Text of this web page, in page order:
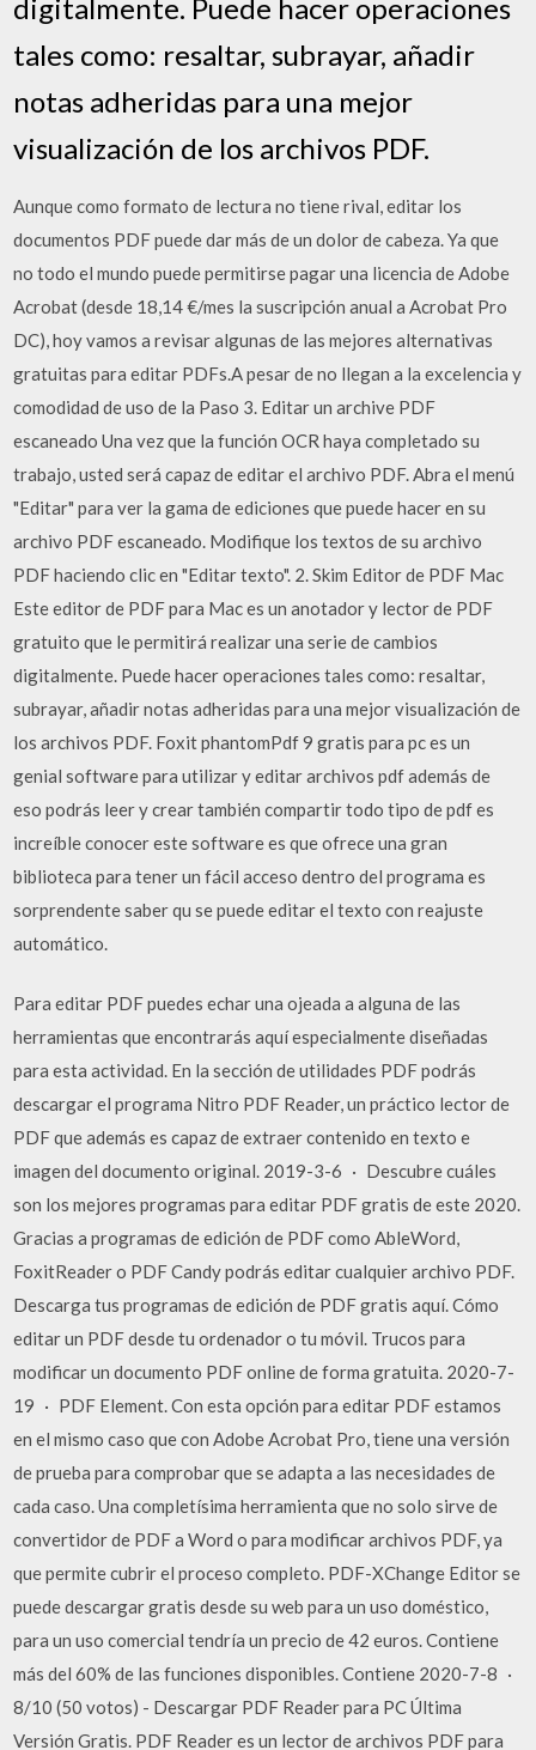
digitalmente. Puede hacer operaciones
tales como: resaltar, subrayar, añadir
notas adheridas para una mejor
visualización de los archivos PDF.
Aunque como formato de lectura no tiene rival, editar los
documentos PDF puede dar más de un dolor de cabeza. Ya que
no todo el mundo puede permitirse pagar una licencia de Adobe
Acrobat (desde 18,14 €/mes la suscripción anual a Acrobat Pro
DC), hoy vamos a revisar algunas de las mejores alternativas
gratuitas para editar PDFs.A pesar de no llegan a la excelencia y
comodidad de uso de la Paso 3. Editar un archive PDF
escaneado Una vez que la función OCR haya completado su
trabajo, usted será capaz de editar el archivo PDF. Abra el menú
"Editar" para ver la gama de ediciones que puede hacer en su
archivo PDF escaneado. Modifique los textos de su archivo
PDF haciendo clic en "Editar texto". 2. Skim Editor de PDF Mac
Este editor de PDF para Mac es un anotador y lector de PDF
gratuito que le permitirá realizar una serie de cambios
digitalmente. Puede hacer operaciones tales como: resaltar,
subrayar, añadir notas adheridas para una mejor visualización de
los archivos PDF. Foxit phantomPdf 9 gratis para pc es un
genial software para utilizar y editar archivos pdf además de
eso podrás leer y crear también compartir todo tipo de pdf es
increíble conocer este software es que ofrece una gran
biblioteca para tener un fácil acceso dentro del programa es
sorprendente saber qu se puede editar el texto con reajuste
automático.
Para editar PDF puedes echar una ojeada a alguna de las
herramientas que encontrarás aquí especialmente diseñadas
para esta actividad. En la sección de utilidades PDF podrás
descargar el programa Nitro PDF Reader, un práctico lector de
PDF que además es capaz de extraer contenido en texto e
imagen del documento original. 2019-3-6 · Descubre cuáles
son los mejores programas para editar PDF gratis de este 2020.
Gracias a programas de edición de PDF como AbleWord,
FoxitReader o PDF Candy podrás editar cualquier archivo PDF.
Descarga tus programas de edición de PDF gratis aquí. Cómo
editar un PDF desde tu ordenador o tu móvil. Trucos para
modificar un documento PDF online de forma gratuita. 2020-7-
19 · PDF Element. Con esta opción para editar PDF estamos
en el mismo caso que con Adobe Acrobat Pro, tiene una versión
de prueba para comprobar que se adapta a las necesidades de
cada caso. Una completísima herramienta que no solo sirve de
convertidor de PDF a Word o para modificar archivos PDF, ya
que permite cubrir el proceso completo. PDF-XChange Editor se
puede descargar gratis desde su web para un uso doméstico,
para un uso comercial tendría un precio de 42 euros. Contiene
más del 60% de las funciones disponibles. Contiene 2020-7-8 ·
8/10 (50 votos) - Descargar PDF Reader para PC Última
Versión Gratis. PDF Reader es un lector de archivos PDF para